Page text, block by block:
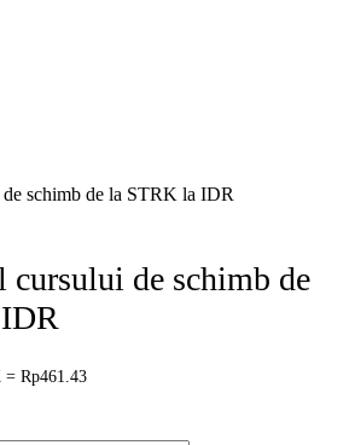
schimb de la STRK la IDR
cursului de schimb de
Rp461.43